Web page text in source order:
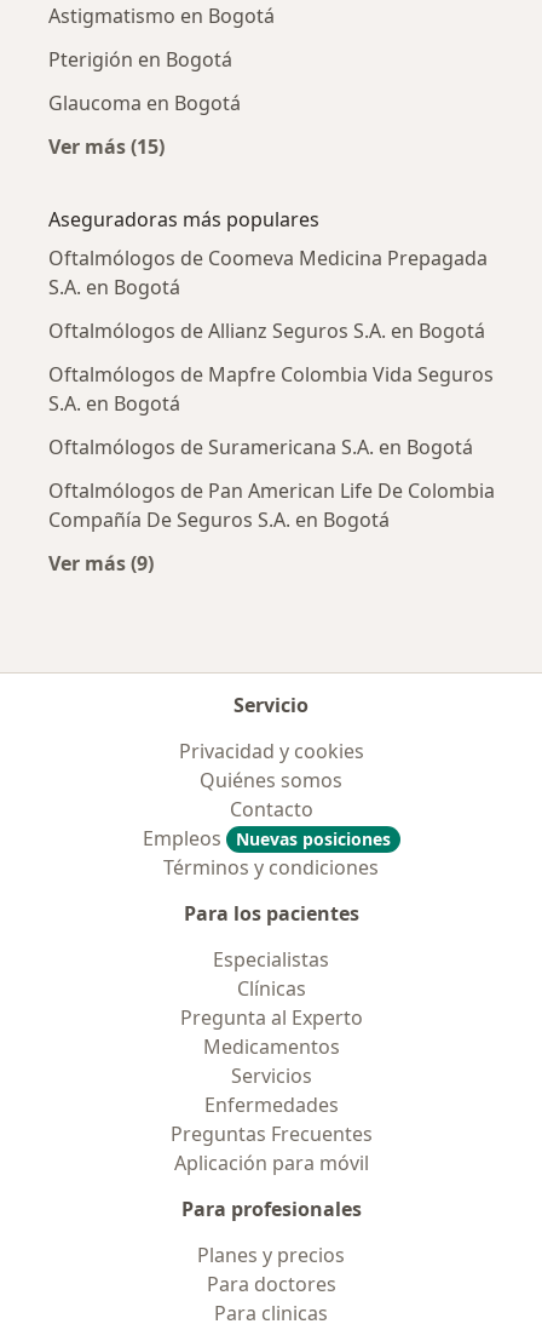
Astigmatismo en Bogotá
Pterigión en Bogotá
Glaucoma en Bogotá
Ver más (15)
Aseguradoras más populares
Oftalmólogos de Coomeva Medicina Prepagada
S.A. en Bogotá
Oftalmólogos de Allianz Seguros S.A. en Bogotá
Oftalmólogos de Mapfre Colombia Vida Seguros
S.A. en Bogotá
Oftalmólogos de Suramericana S.A. en Bogotá
Oftalmólogos de Pan American Life De Colombia
Compañía De Seguros S.A. en Bogotá
Ver más (9)
Servicio
Privacidad y cookies
Quiénes somos
Contacto
Empleos
Nuevas posiciones
Términos y condiciones
Para los pacientes
Especialistas
Clínicas
Pregunta al Experto
Medicamentos
Servicios
Enfermedades
Preguntas Frecuentes
Aplicación para móvil
Para profesionales
Planes y precios
Para doctores
Para clinicas